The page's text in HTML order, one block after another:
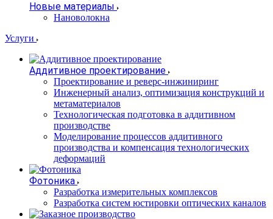
Новые материалы
Нановолокна
Услуги
Аддитивное проектирование
Проектирование и реверс-инжиниринг
Инженерный анализ, оптимизация конструкций и
метаматериалов
Технологическая подготовка в аддитивном
производстве
Моделирование процессов аддитивного
производства и компенсация технологических
деформаций
Фотоника
Разработка измерительных комплексов
Разработка систем юстировки оптических каналов